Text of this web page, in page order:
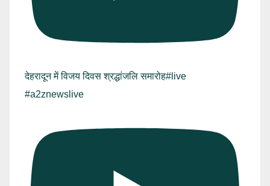
देहरादून में विजय दिवस श्रद्धांजलि समारोह#live
#a2znewslive